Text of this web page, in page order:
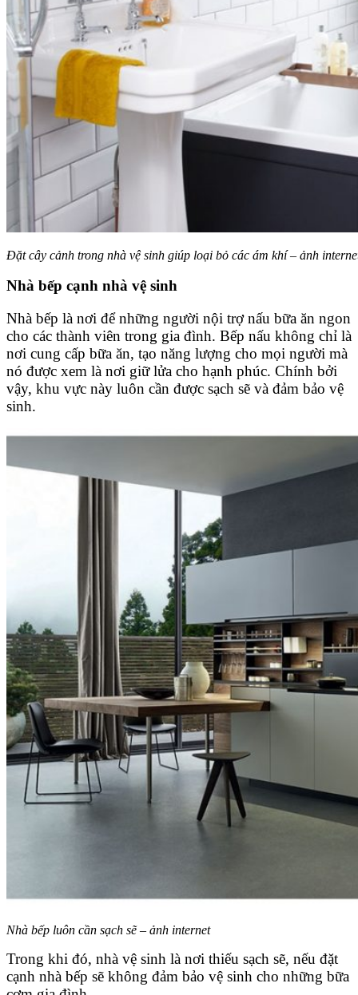
Đặt cây cảnh trong nhà vệ sinh giúp loại bỏ các ám khí – ảnh
Nhà bếp cạnh nhà vệ sinh
Nhà bếp là nơi để những người nội trợ nấu bữa ăn ngon
cho các thành viên trong gia đình. Bếp nấu không chỉ là
nơi cung cấp bữa ăn, tạo năng lượng cho mọi người mà
nó được xem là nơi giữ lửa cho hạnh phúc. Chính bởi
vậy, khu vực này luôn cần được sạch sẽ và đảm bảo vệ
sinh.
Nhà bếp luôn cần sạch sẽ – ảnh internet
Trong khi đó, nhà vệ sinh là nơi thiếu sạch sẽ, nếu đặt
cạnh nhà bếp sẽ không đảm bảo vệ sinh cho những bữa